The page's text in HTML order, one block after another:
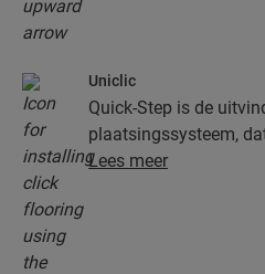
Uniclic
Quick-Step is de
plaatsingssysteem,
onder de kliksystemen
Lees meer